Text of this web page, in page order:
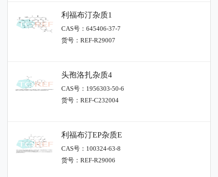
利福布汀杂质1
CAS号：645406-37-7
货号：REF-R29007
头孢洛扎杂质4
CAS号：1956303-50-6
货号：REF-C232004
利福布汀EP杂质E
CAS号：100324-63-8
货号：REF-R29006